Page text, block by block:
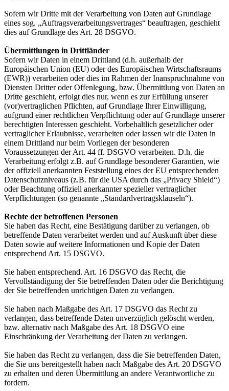
Sofern wir Dritte mit der Verarbeitung von Daten auf Grundlage
eines sog. „Auftragsverarbeitungsvertrages“ beauftragen, geschieht
dies auf Grundlage des Art. 28 DSGVO.
Übermittlungen in Drittländer
Sofern wir Daten in einem Drittland (d.h. außerhalb der
Europäischen Union (EU) oder des Europäischen Wirtschaftsraums
(EWR)) verarbeiten oder dies im Rahmen der Inanspruchnahme von
Diensten Dritter oder Offenlegung, bzw. Übermittlung von Daten an
Dritte geschieht, erfolgt dies nur, wenn es zur Erfüllung unserer
(vor)vertraglichen Pflichten, auf Grundlage Ihrer Einwilligung,
aufgrund einer rechtlichen Verpflichtung oder auf Grundlage unserer
berechtigten Interessen geschieht. Vorbehaltlich gesetzlicher oder
vertraglicher Erlaubnisse, verarbeiten oder lassen wir die Daten in
einem Drittland nur beim Vorliegen der besonderen
Voraussetzungen der Art. 44 ff. DSGVO verarbeiten. D.h. die
Verarbeitung erfolgt z.B. auf Grundlage besonderer Garantien, wie
der offiziell anerkannten Feststellung eines der EU entsprechenden
Datenschutzniveaus (z.B. für die USA durch das „Privacy Shield“)
oder Beachtung offiziell anerkannter spezieller vertraglicher
Verpflichtungen (so genannte „Standardvertragsklauseln“).
Rechte der betroffenen Personen
Sie haben das Recht, eine Bestätigung darüber zu verlangen, ob
betreffende Daten verarbeitet werden und auf Auskunft über diese
Daten sowie auf weitere Informationen und Kopie der Daten
entsprechend Art. 15 DSGVO.
Sie haben entsprechend. Art. 16 DSGVO das Recht, die
Vervollständigung der Sie betreffenden Daten oder die Berichtigung
der Sie betreffenden unrichtigen Daten zu verlangen.
Sie haben nach Maßgabe des Art. 17 DSGVO das Recht zu
verlangen, dass betreffende Daten unverzüglich gelöscht werden,
bzw. alternativ nach Maßgabe des Art. 18 DSGVO eine
Einschränkung der Verarbeitung der Daten zu verlangen.
Sie haben das Recht zu verlangen, dass die Sie betreffenden Daten,
die Sie uns bereitgestellt haben nach Maßgabe des Art. 20 DSGVO
zu erhalten und deren Übermittlung an andere Verantwortliche zu
fordern.